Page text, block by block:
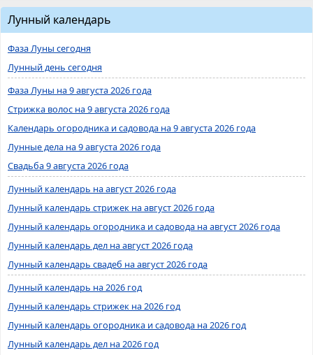
Лунный календарь
Фаза Луны сегодня
Лунный день сегодня
Фаза Луны на 9 августа 2026 года
Стрижка волос на 9 августа 2026 года
Календарь огородника и садовода на 9 августа 2026 года
Лунные дела на 9 августа 2026 года
Свадьба 9 августа 2026 года
Лунный календарь на август 2026 года
Лунный календарь стрижек на август 2026 года
Лунный календарь огородника и садовода на август 2026 года
Лунный календарь дел на август 2026 года
Лунный календарь свадеб на август 2026 года
Лунный календарь на 2026 год
Лунный календарь стрижек на 2026 год
Лунный календарь огородника и садовода на 2026 год
Лунный календарь дел на 2026 год